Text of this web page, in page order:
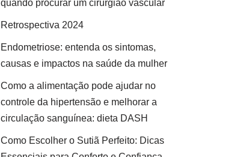
quando procurar um cirurgião vascular
Retrospectiva 2024
Endometriose: entenda os sintomas,
causas e impactos na saúde da mulher
Como a alimentação pode ajudar no
controle da hipertensão e melhorar a
circulação sanguínea: dieta DASH
Como Escolher o Sutiã Perfeito: Dicas